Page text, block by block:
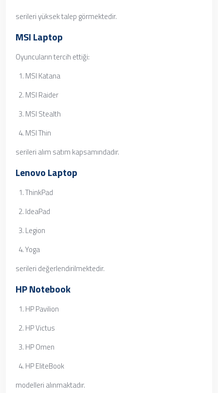
serileri yüksek talep görmektedir.
MSI Laptop
Oyuncuların tercih ettiği:
MSI Katana
MSI Raider
MSI Stealth
MSI Thin
serileri alım satım kapsamındadır.
Lenovo Laptop
ThinkPad
IdeaPad
Legion
Yoga
serileri değerlendirilmektedir.
HP Notebook
HP Pavilion
HP Victus
HP Omen
HP EliteBook
modelleri alınmaktadır.